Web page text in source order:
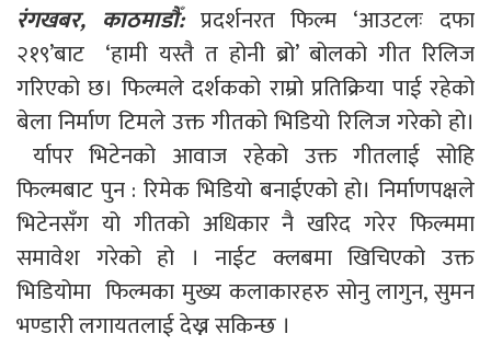
रंगखबर, काठमाडौँ: प्रदर्शनरत फिल्म ‘आउटलः दफा
२१९’बाट ‘हामी यस्तै त होनी ब्रो’ बोलको गीत रिलिज
गरिएको छ। फिल्मले दर्शकको राम्रो प्रतिक्रिया पाई रहेको
बेला निर्माण टिमले उक्त गीतको भिडियो रिलिज गरेको हो।
र्यापर भिटेनको आवाज रहेको उक्त गीतलाई सोहि
फिल्मबाट पुन : रिमेक भिडियो बनाईएको हो। निर्माणपक्षले
भिटेनसँग यो गीतको अधिकार नै खरिद गरेर फिल्ममा
समावेश गरेको हो । नाईट क्लबमा खिचिएको उक्त
भिडियोमा फिल्मका मुख्य कलाकारहरु सोनु लागुन, सुमन
भण्डारी लगायतलाई देख्न सकिन्छ ।